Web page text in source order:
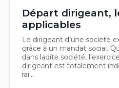
Départ dirigeant,
applicables
Le dirigeant d’une société
grâce à un mandat social.
dans ladite société,
dirigeant est totalement
rai...